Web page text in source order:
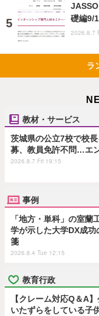
礎編9/
2026.8.7
ラ
教材・サービス
茨城県の公立7校で校
募、教員免許不問…エ
2026.8.7 Fri 19:15
事例
「地方・単科」の室蘭
学が示した大学DX成功
箋
2026.8.4 Tue 12:15
教育行政
【クレーム対応Q＆A
いたずらをしている子